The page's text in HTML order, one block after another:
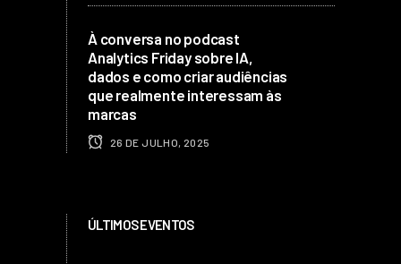
À conversa no podcast
Analytics Friday sobre IA,
dados e como criar audiências
que realmente interessam às
marcas
26 DE JULHO, 2025
ÚLTIMOS EVENTOS